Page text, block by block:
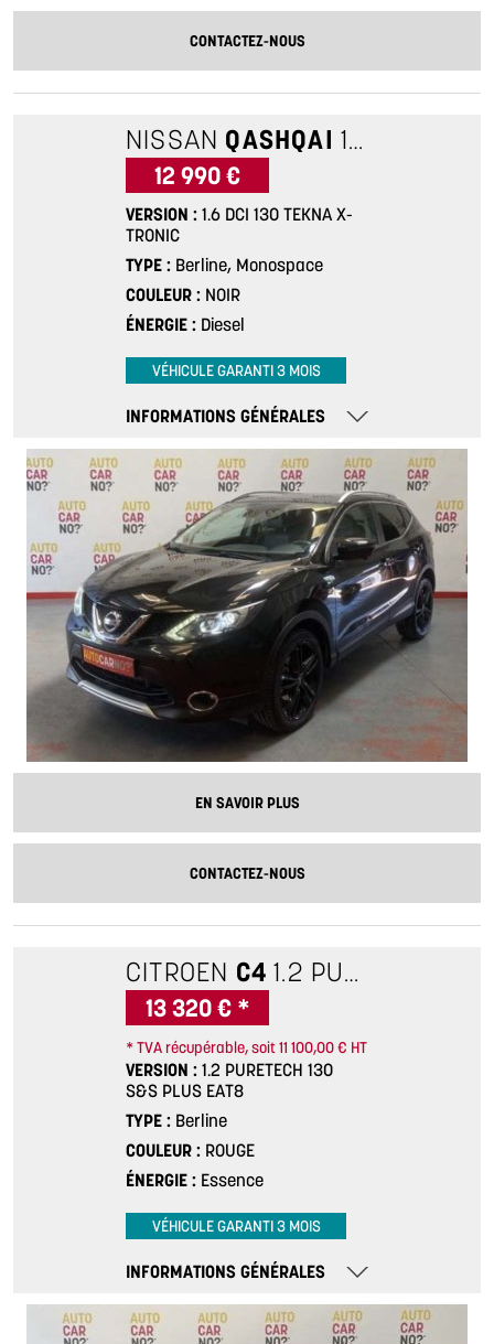
CONTACTEZ-NOUS
NISSAN QASHQAI 1.6 DCI 130 TEKNA X-TRONIC
12 990 €
VERSION
1.6 DCI 130 TEKNA X-
TRONIC
TYPE
Berline, Monospace
COULEUR
NOIR
ÉNERGIE
Diesel
VÉHICULE GARANTI 3 MOIS
INFORMATIONS GÉNÉRALES
EN SAVOIR PLUS
CONTACTEZ-NOUS
CITROEN C4 1.2 PURETECH 130 S&S PLUS EAT8
13 320 € *
* TVA récupérable, soit 11 100,00 € HT
VERSION
1.2 PURETECH 130
S&S PLUS EAT8
TYPE
Berline
COULEUR
ROUGE
ÉNERGIE
Essence
VÉHICULE GARANTI 3 MOIS
INFORMATIONS GÉNÉRALES